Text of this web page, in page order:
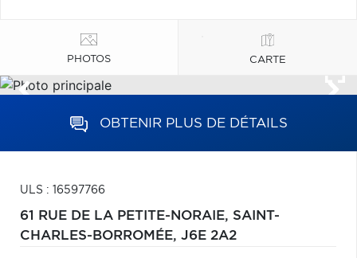
PHOTOS CARTE
OBTENIR PLUS DE DÉTAILS
ULS : 16597766
61 RUE DE LA PETITE-NORAIE, SAINT-
CHARLES-BORROMÉE, J6E 2A2